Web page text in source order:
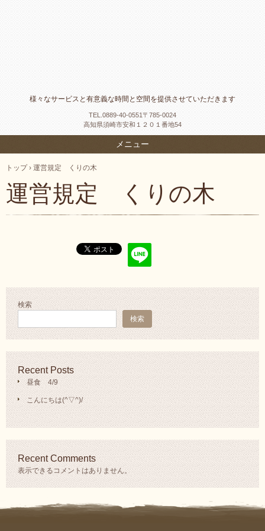
様々なサービスと有意義な時間と空間を提供させていただきます
TEL. 0889-40-0551〒785-0024
高知県須崎市安和１２０１番地54
メニュー
トップ › 運営規定 くりの木
運営規定 くりの木
検索
検索
Recent Posts
昼食 4/9
こんにちは(^▽^)/
Recent Comments
表示できるコメントはありません。